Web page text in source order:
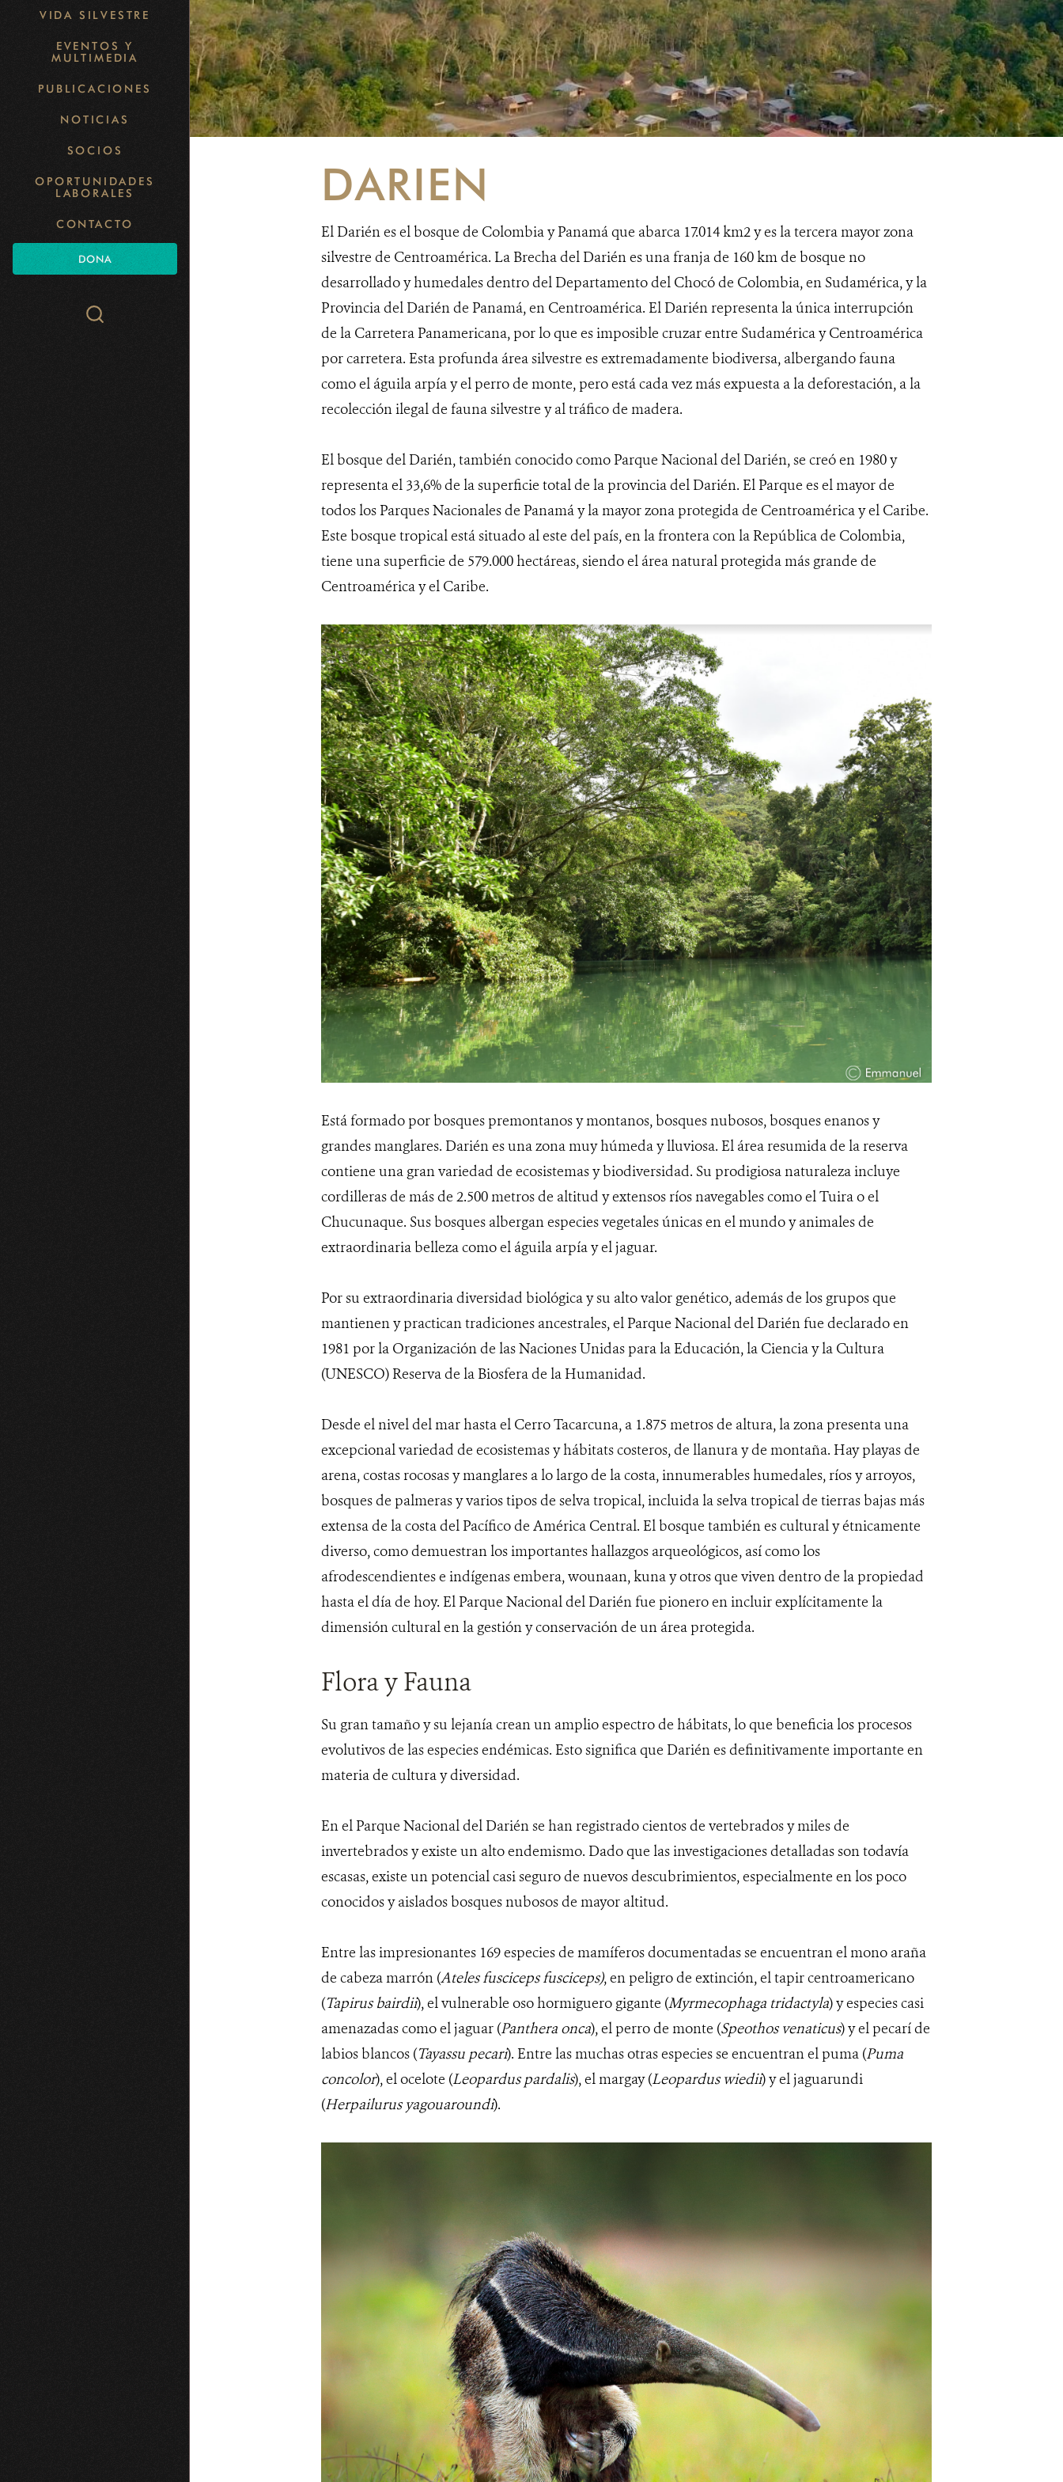
VIDA SILVESTRE
EVENTOS Y
MULTIMEDIA
PUBLICACIONES
NOTICIAS
SOCIOS
OPORTUNIDADES
LABORALES
CONTACTO
DONA
Search
DARIEN
El Darién es el bosque de Colombia y Panamá que abarca 17.014 km2 y es la tercera mayor zona
silvestre de Centroamérica. La Brecha del Darién es una franja de 160 km de bosque no
desarrollado y humedales dentro del Departamento del Chocó de Colombia, en Sudamérica, y la
Provincia del Darién de Panamá, en Centroamérica. El Darién representa la única interrupción
de la Carretera Panamericana, por lo que es imposible cruzar entre Sudamérica y Centroamérica
por carretera. Esta profunda área silvestre es extremadamente biodiversa, albergando fauna
como el águila arpía y el perro de monte, pero está cada vez más expuesta a la deforestación, a la
recolección ilegal de fauna silvestre y al tráfico de madera.
El bosque del Darién, también conocido como Parque Nacional del Darién, se creó en 1980 y
representa el 33,6% de la superficie total de la provincia del Darién. El Parque es el mayor de
todos los Parques Nacionales de Panamá y la mayor zona protegida de Centroamérica y el Caribe.
Este bosque tropical está situado al este del país, en la frontera con la República de Colombia,
tiene una superficie de 579.000 hectáreas, siendo el área natural protegida más grande de
Centroamérica y el Caribe.
Está formado por bosques premontanos y montanos, bosques nubosos, bosques enanos y
grandes manglares. Darién es una zona muy húmeda y lluviosa. El área resumida de la reserva
contiene una gran variedad de ecosistemas y biodiversidad. Su prodigiosa naturaleza incluye
cordilleras de más de 2.500 metros de altitud y extensos ríos navegables como el Tuira o el
Chucunaque. Sus bosques albergan especies vegetales únicas en el mundo y animales de
extraordinaria belleza como el águila arpía y el jaguar.
Por su extraordinaria diversidad biológica y su alto valor genético, además de los grupos que
mantienen y practican tradiciones ancestrales, el Parque Nacional del Darién fue declarado en
1981 por la Organización de las Naciones Unidas para la Educación, la Ciencia y la Cultura
(UNESCO) Reserva de la Biosfera de la Humanidad.
Desde el nivel del mar hasta el Cerro Tacarcuna, a 1.875 metros de altura, la zona presenta una
excepcional variedad de ecosistemas y hábitats costeros, de llanura y de montaña. Hay playas de
arena, costas rocosas y manglares a lo largo de la costa, innumerables humedales, ríos y arroyos,
bosques de palmeras y varios tipos de selva tropical, incluida la selva tropical de tierras bajas más
extensa de la costa del Pacífico de América Central. El bosque también es cultural y étnicamente
diverso, como demuestran los importantes hallazgos arqueológicos, así como los
afrodescendientes e indígenas embera, wounaan, kuna y otros que viven dentro de la propiedad
hasta el día de hoy. El Parque Nacional del Darién fue pionero en incluir explícitamente la
dimensión cultural en la gestión y conservación de un área protegida.
Flora y Fauna
Su gran tamaño y su lejanía crean un amplio espectro de hábitats, lo que beneficia los procesos
evolutivos de las especies endémicas. Esto significa que Darién es definitivamente importante en
materia de cultura y diversidad.
En el Parque Nacional del Darién se han registrado cientos de vertebrados y miles de
invertebrados y existe un alto endemismo. Dado que las investigaciones detalladas son todavía
escasas, existe un potencial casi seguro de nuevos descubrimientos, especialmente en los poco
conocidos y aislados bosques nubosos de mayor altitud.
Entre las impresionantes 169 especies de mamíferos documentadas se encuentran el mono araña
de cabeza marrón (Ateles fusciceps fusciceps), en peligro de extinción, el tapir centroamericano
(Tapirus bairdii), el vulnerable oso hormiguero gigante (Myrmecophaga tridactyla) y especies casi
amenazadas como el jaguar (Panthera onca), el perro de monte (Speothos venaticus) y el pecarí de
labios blancos (Tayassu pecari). Entre las muchas otras especies se encuentran el puma (Puma
concolor), el ocelote (Leopardus pardalis), el margay (Leopardus wiedii) y el jaguarundi
(Herpailurus yagouaroundi).